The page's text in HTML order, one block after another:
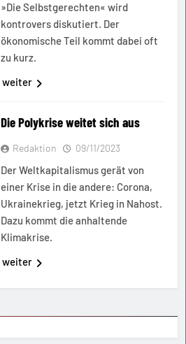
»Die Selbstgerechten« wird
kontrovers diskutiert. Der
ökonomische Teil kommt dabei oft
zu kurz.
weiter
Die Polykrise weitet sich aus
Redaktion 09/11/2023
Der Weltkapitalismus gerät von
einer Krise in die andere: Corona,
Ukrainekrieg, jetzt Krieg in Nahost.
Dazu kommt die anhaltende
Klimakrise.
weiter